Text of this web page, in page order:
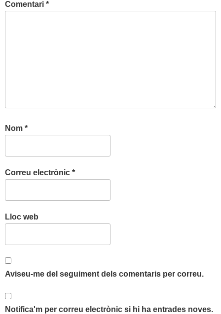
Comentari *
Nom *
Correu electrònic *
Lloc web
Aviseu-me del seguiment dels comentaris per correu.
Notifica'm per correu electrònic si hi ha entrades noves.